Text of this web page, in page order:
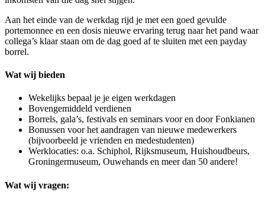
Aan het einde van de werkdag rijd je met een goed gevulde
portemonnee en een dosis nieuwe ervaring terug naar het pand waar
collega’s klaar staan om de dag goed af te sluiten met een payday
borrel.
Wat wij bieden
Wekelijks bepaal je je eigen werkdagen
Bovengemiddeld verdienen
Borrels, gala’s, festivals en seminars voor en door Fonkianen
Bonussen voor het aandragen van nieuwe medewerkers
(bijvoorbeeld je vrienden en medestudenten)
Werklocaties: o.a. Schiphol, Rijksmuseum, Huishoudbeurs,
Groningermuseum, Ouwehands en meer dan 50 andere!
Wat wij vragen: